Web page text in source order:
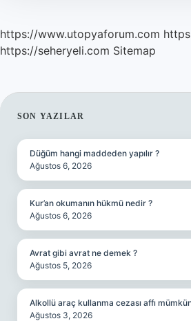
https://www.utopyaforum.com
https://seheryeli.com Sitemap
SIDEBAR
SON YAZILAR
Düğüm hangi maddeden yapılır ?
Ağustos 6, 2026
Kur’an okumanın hükmü nedir ?
Ağustos 6, 2026
Avrat gibi avrat ne demek ?
Ağustos 5, 2026
Alkollü araç kullanma cezası affı
Ağustos 3, 2026